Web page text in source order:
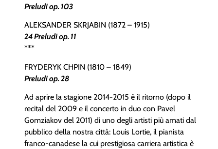
Preludi op. 103
ALEKSANDER SKRJABIN (1872 – 1915)
24 Preludi op. 11
***
FRYDERYK CHPIN (1810 – 1849)
Preludi op. 28
Ad aprire la stagione 2014-2015 è il ritorno (dopo il
recital del 2009 e il concerto in duo con Pavel
Gomziakov del 2011) di uno degli artisti più amati dal
pubblico della nostra città: Louis Lortie, il pianista
franco-canadese la cui prestigiosa carriera artistica è